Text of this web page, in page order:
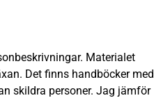
Materialet
Det finns handböcker med
skildra personer. Jag jämför